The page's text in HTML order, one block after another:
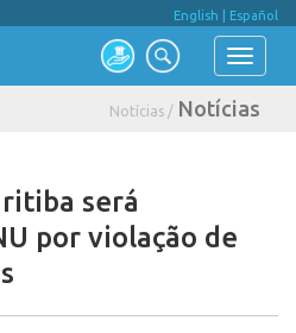
English Español
Notícias / Notícias
será
por violação de